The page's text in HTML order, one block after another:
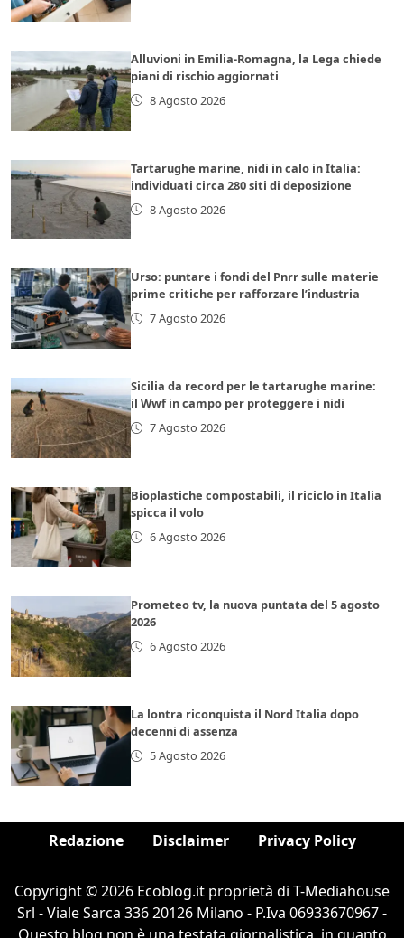
Alluvioni in Emilia-Romagna, la Lega chiede
piani di rischio aggiornati
8 Agosto 2026
Tartarughe marine, nidi in calo in Italia:
individuati circa 280 siti di deposizione
8 Agosto 2026
Urso: puntare i fondi del Pnrr sulle materie
prime critiche per rafforzare l’industria
7 Agosto 2026
Sicilia da record per le tartarughe marine:
il Wwf in campo per proteggere i nidi
7 Agosto 2026
Bioplastiche compostabili, il riciclo in Italia
spicca il volo
6 Agosto 2026
Prometeo tv, la nuova puntata del 5 agosto
2026
6 Agosto 2026
La lontra riconquista il Nord Italia dopo
decenni di assenza
5 Agosto 2026
Redazione Disclaimer Privacy Policy
Copyright © 2026 Ecoblog.it proprietà di T-Mediahouse
Srl - Viale Sarca 336 20126 Milano - P.Iva 06933670967 -